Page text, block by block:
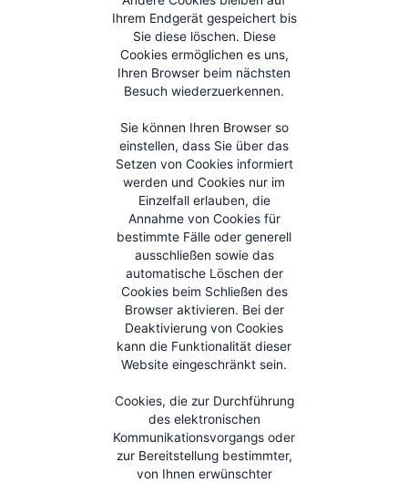
Ihrem Endgerät gespeichert bis
Sie diese löschen. Diese
Cookies ermöglichen es uns,
Ihren Browser beim nächsten
Besuch wiederzuerkennen.
Sie können Ihren Browser so
einstellen, dass Sie über das
Setzen von Cookies informiert
werden und Cookies nur im
Einzelfall erlauben, die
Annahme von Cookies für
bestimmte Fälle oder generell
ausschließen sowie das
automatische Löschen der
Cookies beim Schließen des
Browser aktivieren. Bei der
Deaktivierung von Cookies
kann die Funktionalität dieser
Website eingeschränkt sein.
Cookies, die zur Durchführung
des elektronischen
Kommunikationsvorgangs oder
zur Bereitstellung bestimmter,
von Ihnen erwünschter